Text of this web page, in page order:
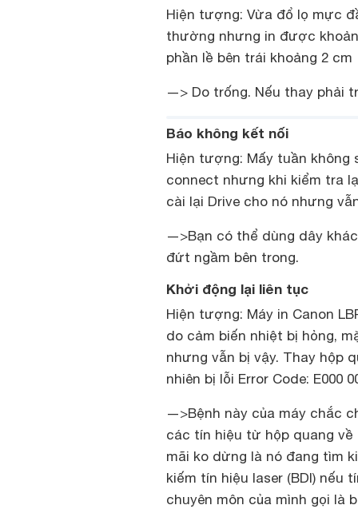
Hiện tượng: Vừa đổ lọ mực
thường nhưng in được
phần lề bên trái khoảng 2 cm
—> Do trống. Nếu thay phải
Báo không kết nối
Hiện tượng: Mấy tuần không
connect nhưng khi kiểm tra
cài lại Drive cho nó nhưng
—>Bạn có thể dùng dây
đứt ngầm bên trong.
Khởi động lại liên tục
Hiện tượng: Máy in Canon
do cảm biến nhiệt bị hỏng,
nhưng vẫn bị vậy. Thay hộp
nhiên bị lỗi Error Code: E000
—>Bệnh này của máy chắc
các tín hiệu từ hộp quang về
mãi ko dừng là nó đang tìm
kiếm tín hiệu laser (BDI) nếu
chuyên môn của mình gọi là